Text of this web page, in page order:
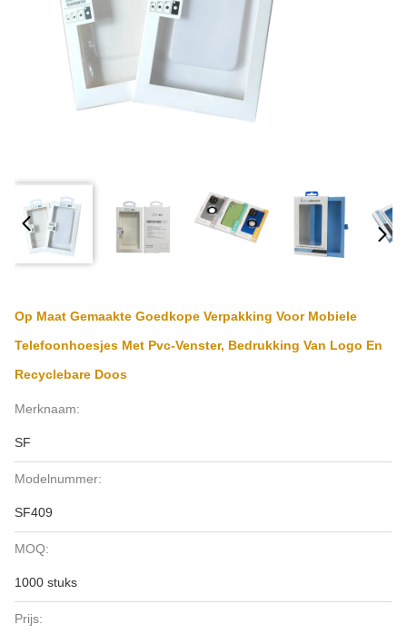
Op Maat Gemaakte Goedkope Verpakking Voor Mobiele
Telefoonhoesjes Met Pvc-Venster, Bedrukking Van Logo En
Recyclebare Doos
Merknaam:
SF
Modelnummer:
SF409
MOQ:
1000 stuks
Prijs: